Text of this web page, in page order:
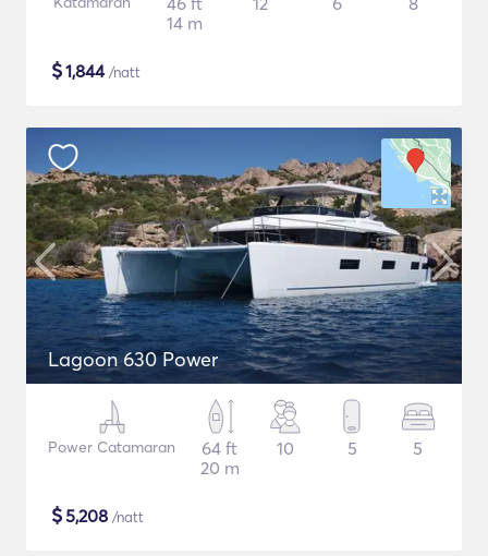
14 m
$1,844/natt
Lagoon 630 Power
Power Catamaran
64 ft
20 m
10 5 5
$5,208 /natt